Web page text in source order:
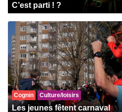
C’est parti ! ?
Cognin Culture/loisirs
Les jeunes fêtent carnaval